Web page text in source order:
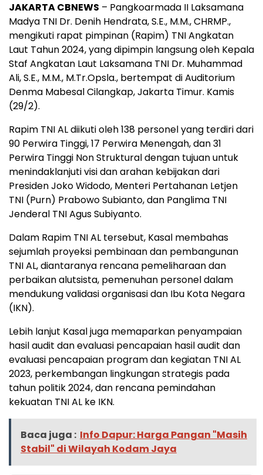
JAKARTA CBNEWS – Pangkoarmada II Laksamana
Madya TNI Dr. Denih Hendrata, S.E., M.M., CHRMP.,
mengikuti rapat pimpinan (Rapim) TNI Angkatan
Laut Tahun 2024, yang dipimpin langsung oleh Kepala
Staf Angkatan Laut Laksamana TNI Dr. Muhammad
Ali, S.E., M.M., M.Tr.Opsla., bertempat di Auditorium
Denma Mabesal Cilangkap, Jakarta Timur. Kamis
(29/2).
Rapim TNI AL diikuti oleh 138 personel yang terdiri dari
90 Perwira Tinggi, 17 Perwira Menengah, dan 31
Perwira Tinggi Non Struktural dengan tujuan untuk
menindaklanjuti visi dan arahan kebijakan dari
Presiden Joko Widodo, Menteri Pertahanan Letjen
TNI (Purn) Prabowo Subianto, dan Panglima TNI
Jenderal TNI Agus Subiyanto.
Dalam Rapim TNI AL tersebut, Kasal membahas
sejumlah proyeksi pembinaan dan pembangunan
TNI AL, diantaranya rencana pemeliharaan dan
perbaikan alutsista, pemenuhan personel dalam
mendukung validasi organisasi dan Ibu Kota Negara
(IKN).
Lebih lanjut Kasal juga memaparkan penyampaian
hasil audit dan evaluasi pencapaian hasil audit dan
evaluasi pencapaian program dan kegiatan TNI AL
2023, perkembangan lingkungan strategis pada
tahun politik 2024, dan rencana pemindahan
kekuatan TNI AL ke IKN.
Baca juga : Info Dapur: Harga Pangan "Masih
Stabil" di Wilayah Kodam Jaya